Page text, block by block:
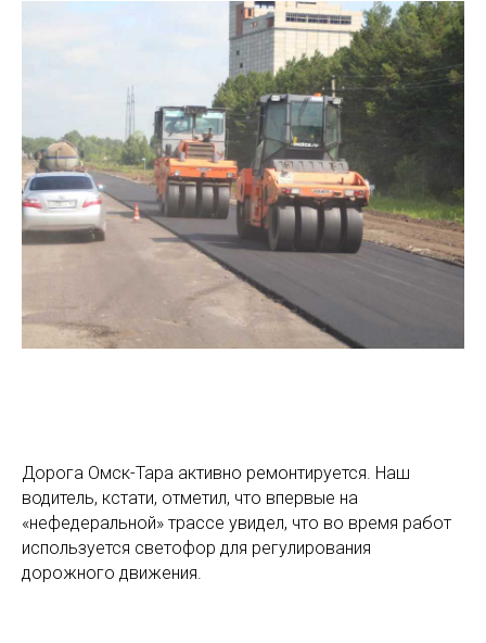
Дорога Омск-Тара активно ремонтируется. Наш
водитель, кстати, отметил, что впервые на
«нефедеральной» трассе увидел, что во время работ
используется светофор для регулирования
дорожного движения.